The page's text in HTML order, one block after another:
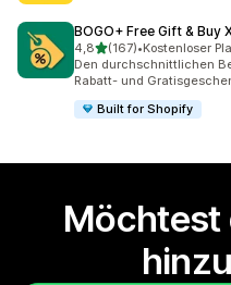
BOGO+ Free Gift & Buy
4,8von 5 Sternen
(167)
167 Rezensionen
•Kostenloser
Den durchschnittlichen
Rabatt- und
Built for Shopify
Möchtest